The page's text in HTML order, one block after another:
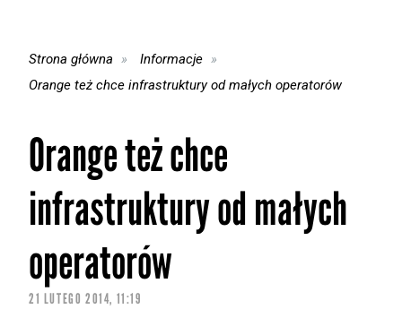
Strona główna
Informacje
Orange też chce infrastruktury od małych operatorów
Orange też chce
infrastruktury od małych
operatorów
21 LUTEGO 2014, 11:19